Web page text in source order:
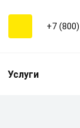
+7
Услуги